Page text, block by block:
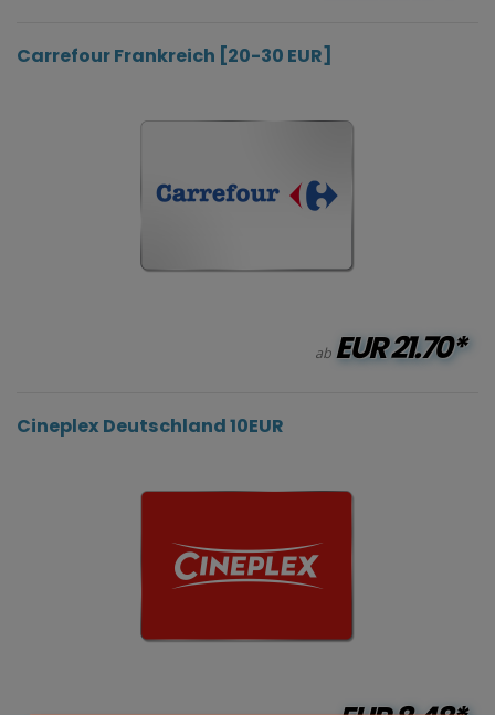
Carrefour Frankreich [20-30 EUR]
ab EUR21.70*
Cineplex Deutschland 10EUR